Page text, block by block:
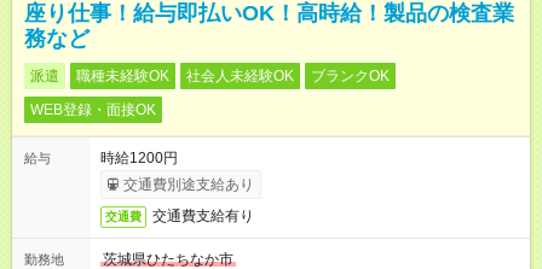
座り仕事！給与即払いOK！高時給！製品の検査業
務など
派遣 職種未経験OK 社会人未経験OK
ブランクOK
WEB登録・面接OK
給与
時給1200円
交通費別途支給あり
交通費 交通費支給有り
勤務地
茨城県ひたちなか市